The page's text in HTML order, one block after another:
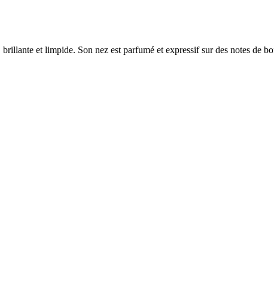
et limpide. Son nez est parfumé et expressif sur des notes de